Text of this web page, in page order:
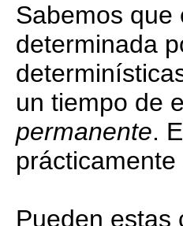
Sabemos que
determinada
un tiempo de
permanente.
Pueden estas